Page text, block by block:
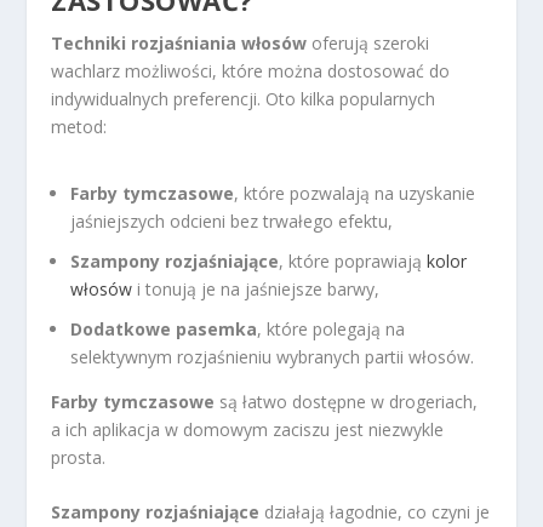
Techniki rozjaśniania włosów oferują szeroki
wachlarz możliwości, które można dostosować do
indywidualnych preferencji. Oto kilka popularnych
metod:
Farby tymczasowe, które pozwalają na uzyskanie
jaśniejszych odcieni bez trwałego efektu,
Szampony rozjaśniające, które poprawiająkolor
włosów i tonują je na jaśniejsze barwy,
Dodatkowe pasemka, które polegają na
selektywnym rozjaśnieniu wybranych partii włosów.
Farby tymczasowe są łatwo dostępne w drogeriach,
a ich aplikacja w domowym zaciszu jest niezwykle
prosta.
Szampony rozjaśniające działają łagodnie, co czyni je